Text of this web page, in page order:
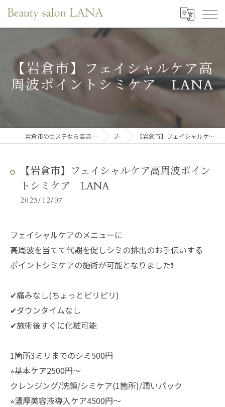
【岩倉市】フェイシャルケア高
周波ポイントシミケア LANA
岩倉市のエステなら温活・肌育・口元リフレサロンLANA ブログ 【岩倉市】フェイシャルケア高周波ポイントシミケア LANA
【岩倉市】フェイシャルケア高周波ポイン
トシミケア LANA
2025/12/07
フェイシャルケアのメニューに
高周波を当てて代謝を促しシミの排出のお手伝いする
ポイントシミケアの施術が可能となりました❗️
✔︎痛みなし(ちょっとピリピリ)
✔︎ダウンタイムなし
✔︎施術後すぐに化粧可能
1箇所3ミリまでのシミ500円
⭐︎基本ケア2500円〜
クレンジング/洗顔/シミケア(1箇所)/潤いパック
⭐︎濃厚美容液導入ケア4500円〜